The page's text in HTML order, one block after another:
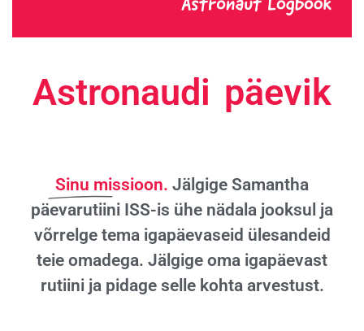
Astronaudi päevik
Sinu missioon. Jälgige Samantha
päevarutiini ISS-is ühe nädala jooksul ja
võrrelge tema igapäevaseid ülesandeid
teie omadega. Jälgige oma igapäevast
rutiini ja pidage selle kohta arvestust.